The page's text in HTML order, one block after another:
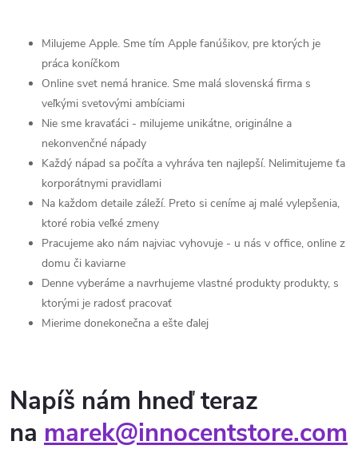
Milujeme Apple. Sme tím Apple fanúšikov, pre ktorých je
práca koníčkom
Online svet nemá hranice. Sme malá slovenská firma s
veľkými svetovými ambíciami
Nie sme kravaťáci - milujeme unikátne, originálne a
nekonvenčné nápady
Každý nápad sa počíta a vyhráva ten najlepší. Nelimitujeme ťa
korporátnymi pravidlami
Na každom detaile záleží. Preto si ceníme aj malé vylepšenia,
ktoré robia veľké zmeny
Pracujeme ako nám najviac vyhovuje - u nás v office, online z
domu či kaviarne
Denne vyberáme a navrhujeme vlastné produkty produkty, s
ktorými je radosť pracovať
Mierime donekonečna a ešte ďalej
Napíš nám hneď teraz
na marek@innocentstore.com